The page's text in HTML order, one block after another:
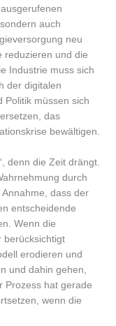
auch
neu
reduzieren und die
Industrie muss sich
der digitalen
Politik müssen sich
das
bewältigen.
denn die Zeit drängt.
durch
dass der
entscheidende
Wenn die
berücksichtigt
erodieren und
und dahin gehen,
Prozess hat gerade
wenn die